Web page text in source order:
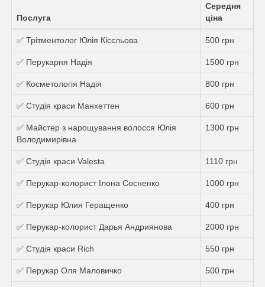
Послуга
Середня
ціна
✅ Трітментолог Юлія Кісєльова 500 грн
✅ Перукарня Надiя 1500 грн
✅ Косметологія Надія 800 грн
✅ Студія краси Манхеттен 600 грн
✅ Майстер з нарощування волосся Юлія
Володимирівна
1300 грн
✅ Студія краси Valesta 1110 грн
✅ Перукар-колорист Ілона Сосненко 1000 грн
✅ Перукар Юлия Геращенко 400 грн
✅ Перукар-колорист Дарья Андриянова 2000 грн
✅ Студія краси Rich 550 грн
✅ Перукар Оля Маловичко 500 грн